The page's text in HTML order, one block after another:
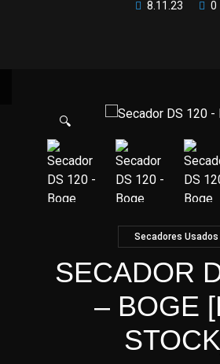
8.11.23 0
🔍
Secadores Usados
SECADOR
– BOGE